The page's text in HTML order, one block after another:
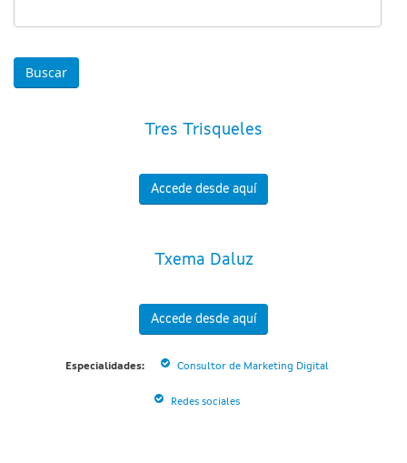
Tres Trisqueles
Accede desde aquí
Txema Daluz
Accede desde aquí
Especialidades: Consultor de Marketing Digital
Redes sociales